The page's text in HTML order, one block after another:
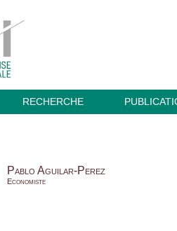
RECHERCHE
Pablo Aguilar-Perez
Economiste